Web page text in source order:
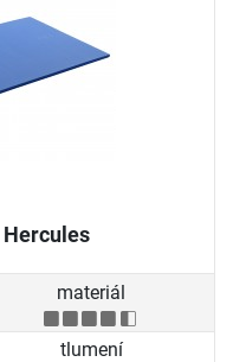
Hercules
materiál
tlumení